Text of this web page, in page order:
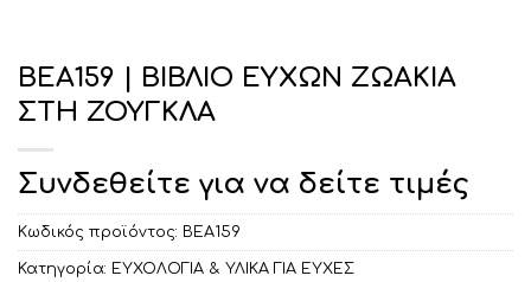
ΒΕΑ159 | ΒΙΒΛΙΟ ΕΥΧΩΝ ΖΩΑΚΙΑ
ΣΤΗ ΖΟΥΓΚΛΑ
Συνδεθείτε για να δείτε τιμές
Κωδικός προϊόντος: ΒΕΑ159
Κατηγορία: ΕΥΧΟΛΟΓΙΑ & ΥΛΙΚΑ ΓΙΑ ΕΥΧΕΣ